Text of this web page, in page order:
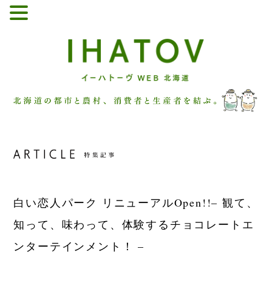
白い恋人パーク リニューアルOpen!!– 観て、
知って、味わって、体験するチョコレートエ
ンターテインメント！ –